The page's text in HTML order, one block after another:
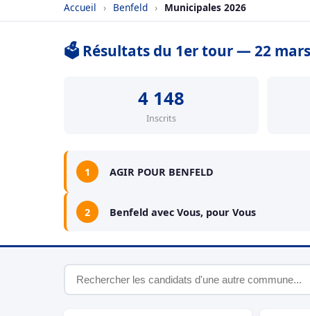
Accueil › Benfeld › Municipales 2026
🗳️ Résultats du 1er tour — 22
4 148
Inscrits
1 AGIR POUR BENFELD
2 Benfeld avec Vous, pour Vous